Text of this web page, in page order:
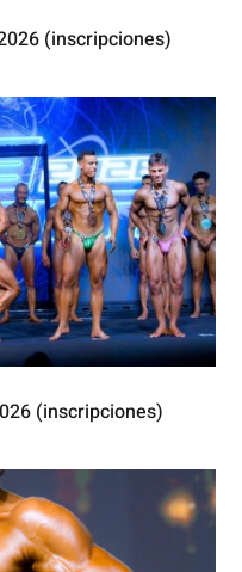
(inscripciones)
(inscripciones)